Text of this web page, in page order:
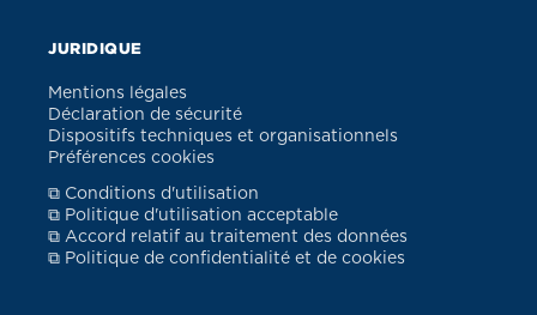
JURIDIQUE
Mentions légales
Déclaration de sécurité
Dispositifs techniques et organisationnels
Préférences cookies
⧉ Conditions d'utilisation
⧉ Politique d'utilisation acceptable
⧉ Accord relatif au traitement des données
⧉ Politique de confidentialité et de cookies